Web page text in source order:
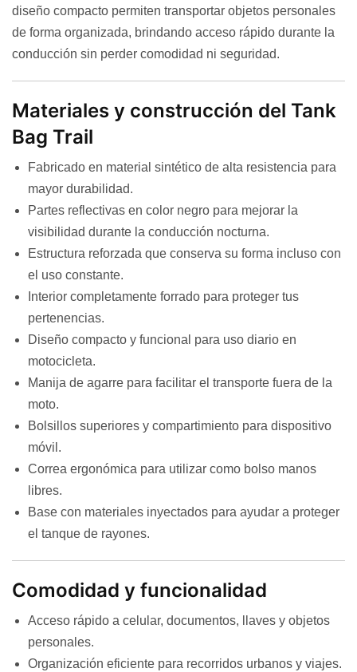
diseño compacto permiten transportar objetos personales
de forma organizada, brindando acceso rápido durante la
conducción sin perder comodidad ni seguridad.
Materiales y construcción del Tank
Bag Trail
Fabricado en material sintético de alta resistencia para
mayor durabilidad.
Partes reflectivas en color negro para mejorar la
visibilidad durante la conducción nocturna.
Estructura reforzada que conserva su forma incluso con
el uso constante.
Interior completamente forrado para proteger tus
pertenencias.
Diseño compacto y funcional para uso diario en
motocicleta.
Manija de agarre para facilitar el transporte fuera de la
moto.
Bolsillos superiores y compartimiento para dispositivo
móvil.
Correa ergonómica para utilizar como bolso manos
libres.
Base con materiales inyectados para ayudar a proteger
el tanque de rayones.
Comodidad y funcionalidad
Acceso rápido a celular, documentos, llaves y objetos
personales.
Organización eficiente para recorridos urbanos y viajes.